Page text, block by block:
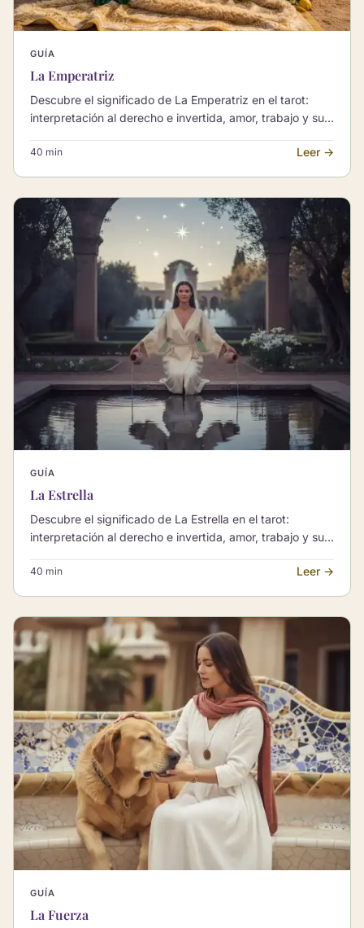
GUÍA
La Emperatriz
Descubre el significado de La Emperatriz en el tarot:
interpretación al derecho e invertida, amor, trabajo y sus
40 min Leer →
GUÍA
La Estrella
Descubre el significado de La Estrella en el tarot:
interpretación al derecho e invertida, amor, trabajo y sus
40 min Leer →
GUÍA
La Fuerza